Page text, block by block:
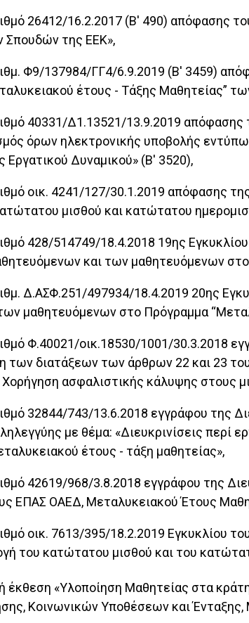
26412/16.2.2017 (Β' 490) απόφασης
Σπουδών της ΕΕΚ»,
Φ9/137984/ΓΓ4/6.9.2019 (Β' 3459)
έτους - Τάξης Μαθητείας”
40331/Δ1.13521/13.9.2019 απόφασης
όρων ηλεκτρονικής υποβολής
Δυναμικού» (Β' 3520),
οικ. 4241/127/30.1.2019 απόφασης
μισθού και κατώτατου
428/514749/18.4.2018 19ης
και των μαθητευόμενων
Δ.ΑΣΦ.251/497934/18.4.2019 20ης
μαθητευόμενων στο Πρόγραμμα
Φ.40021/οικ.18530/1001/30.3.2018
των διατάξεων των άρθρων 22 και 23
ασφαλιστικής κάλυψης στους
32844/743/13.6.2018 εγγράφου της
με θέμα: «Διευκρινίσεις
έτους - τάξη μαθητείας»,
42619/968/3.8.2018 εγγράφου της
ΕΠΑΣ ΟΑΕΔ, Μεταλυκειακού Έτους
οικ. 7613/395/18.2.2019 Εγκυκλίου
του κατώτατου μισθού και του
έκθεση «Υλοποίηση Μαθητείας στα
Κοινωνικών Υποθέσεων και Ένταξης,